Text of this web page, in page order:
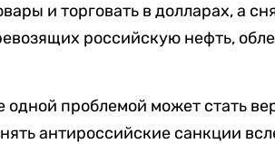
и торговать в долларах, а
российскую нефть,
одной проблемой может стать
антироссийские санкции